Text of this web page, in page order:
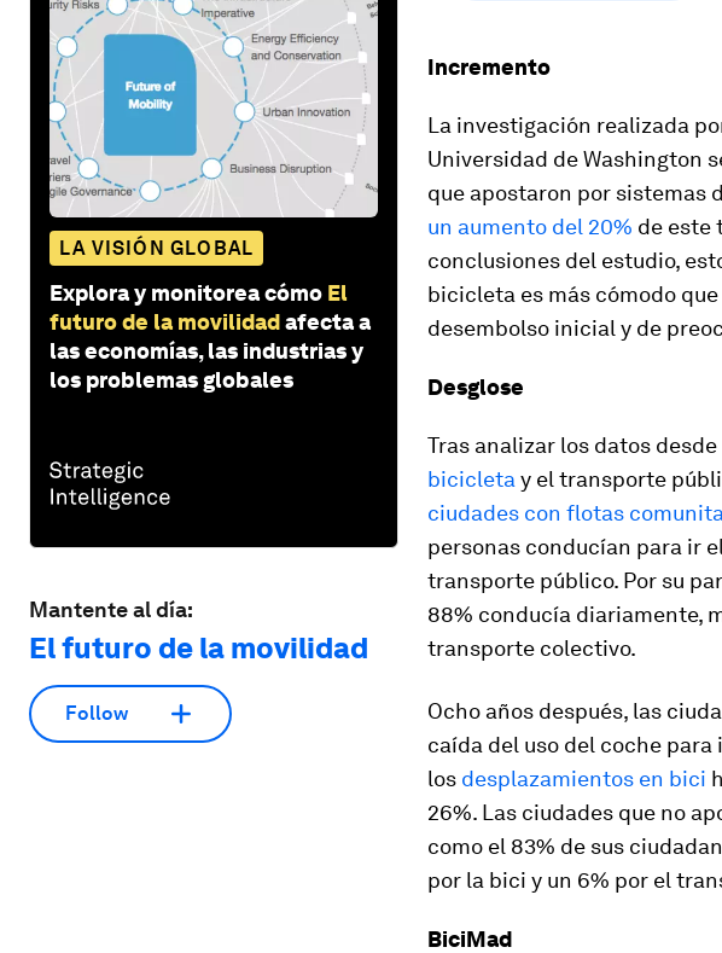
LA VISIÓN GLOBAL
Explora y monitorea cómo El
futuro de la movilidadafecta a
las economías, las industrias y
los problemas globales
Mantente al día:
El futuro de la movilidad
Follow
Incremento
La investigación realizada
Universidad de Washington
que apostaron por sistemas
un aumento del 20% de este
conclusiones del estudio,
bicicleta es más cómodo
desembolso inicial y de
Desglose
Tras analizar los datos
bicicleta y el transporte
ciudades con flotas
personas conducían para ir
transporte público. Por su
88% conducía diariamente,
transporte colectivo.
Ocho años después, las
caída del uso del coche
los desplazamientos en bici
26%. Las ciudades que no
como el 83% de sus
por la bici y un 6% por el
BiciMad